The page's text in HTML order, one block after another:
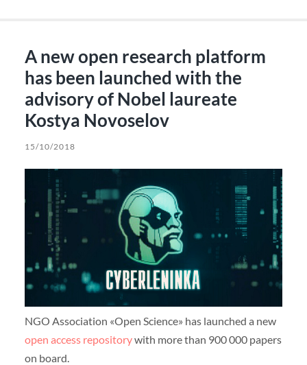
A new open research platform
has been launched with the
advisory of Nobel laureate
Kostya Novoselov
15/10/2018
NGO Association «Open Science» has launched a new
open access repositorywith more than 900 000 papers
on board.